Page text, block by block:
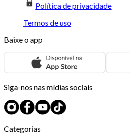
Política de privacidade
Termos de uso
Baixe o app
Siga-nos nas mídias sociais
Categorias